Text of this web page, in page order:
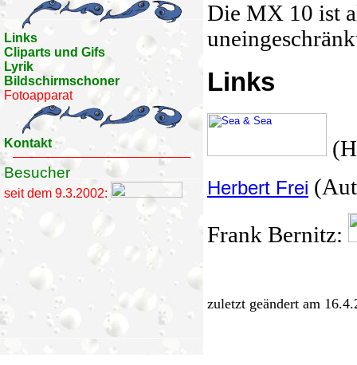
Links
Cliparts und Gifs
Lyrik
Bildschirmschoner
Fotoapparat
Kontakt
Besucher
seit dem 9.3.2002:
Die MX 10 ist
Links
Herbert Frei
Frank Bernitz:
zuletzt geändert am